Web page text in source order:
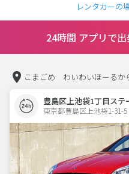
レンタカーの
24時間 アプリで
こまごめ わいわいほーるか
豊島区上池袋1丁目ステ
東京都豊島区上池袋1-31-